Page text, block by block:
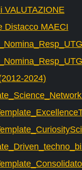
VALUTAZIONE
Distacco MAECI
2024)